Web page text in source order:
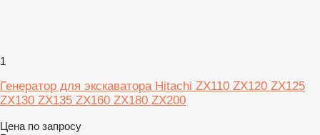
1
Генератор для экскаватора Hitachi ZX110 ZX120 ZX125
ZX130 ZX135 ZX160 ZX180 ZX200
Цена по запросу